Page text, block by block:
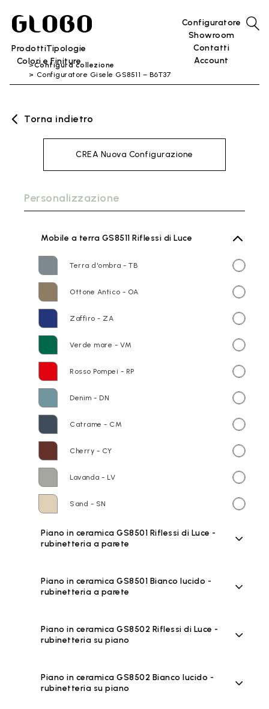
ProdottiTipologie
Colori e Finiture
Configuratore
Showroom
Contatti
Account
Configura collezione
Configuratore Gisele GS8511 – B6T37
Torna indietro
CREA Nuova Configurazione
Personalizzazione
Mobile a terra GS8511 Riflessi di Luce
Terra d'ombra - TB
Ottone Antico - OA
Zaffiro - ZA
Verde mare - VM
Rosso Pompei - RP
Denim - DN
Catrame - CM
Cherry - CY
Lavanda - LV
Sand - SN
Piano in ceramica GS8501 Riflessi di Luce -
rubinetteria a parete
Piano in ceramica GS8501 Bianco lucido -
rubinetteria a parete
Piano in ceramica GS8502 Riflessi di Luce -
rubinetteria su piano
Piano in ceramica GS8502 Bianco lucido -
rubinetteria su piano